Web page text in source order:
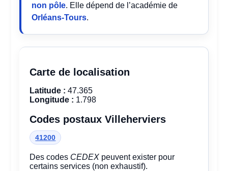
non pôle. Elle dépend de l’académie de
Orléans-Tours.
Carte de localisation
Latitude : 47.365
Longitude : 1.798
Codes postaux Villeherviers
41200
Des codes CEDEX peuvent exister pour
certains services (non exhaustif).